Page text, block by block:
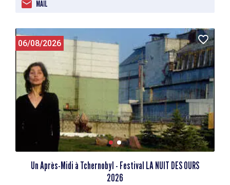
MAIL
06/08/2026
Un Après-Midi à Tchernobyl - Festival LA NUIT DES OURS
2026